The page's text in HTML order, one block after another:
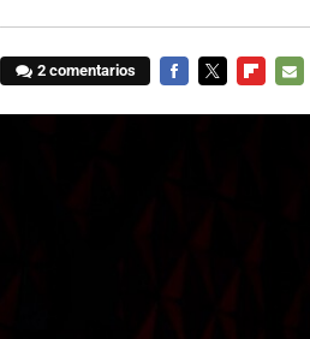
2 comentarios